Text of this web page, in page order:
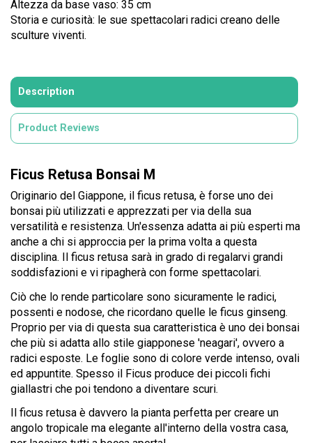
Altezza da base vaso: 35 cm
Storia e curiosità: le sue spettacolari radici creano delle
sculture viventi.
Description
Product Reviews
Ficus Retusa Bonsai M
Originario del Giappone, il ficus retusa, è forse uno dei
bonsai più utilizzati e apprezzati per via della sua
versatilità e resistenza. Un'essenza adatta ai più esperti ma
anche a chi si approccia per la prima volta a questa
disciplina. Il ficus retusa sarà in grado di regalarvi grandi
soddisfazioni e vi ripagherà con forme spettacolari.
Ciò che lo rende particolare sono sicuramente le radici,
possenti e nodose, che ricordano quelle le ficus ginseng.
Proprio per via di questa sua caratteristica è uno dei bonsai
che più si adatta allo stile giapponese 'neagari', ovvero a
radici esposte. Le foglie sono di colore verde intenso, ovali
ed appuntite. Spesso il Ficus produce dei piccoli fichi
giallastri che poi tendono a diventare scuri.
Il ficus retusa è davvero la pianta perfetta per creare un
angolo tropicale ma elegante all'interno della vostra casa,